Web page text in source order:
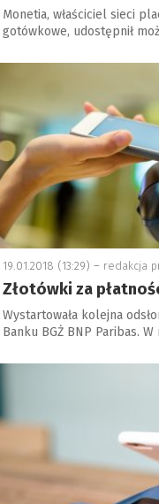
Monetia, właściciel sieci
gotówkowe, udostępnił
19.01.2018 (13:29) – redakcja
Złotówki za
Wystartowała kolejna
Banku BGŻ BNP Paribas.